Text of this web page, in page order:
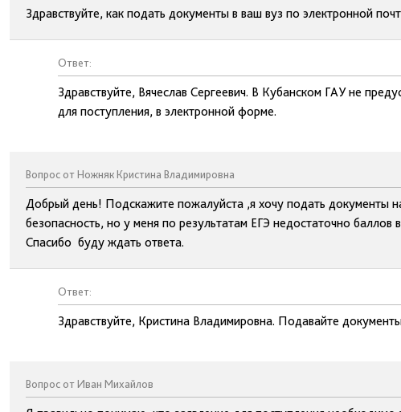
Здравствуйте, как подать документы в ваш вуз по электронной
Ответ:
Здравствуйте, Вячеслав Сергеевич. В Кубанском ГАУ не
для поступления, в электронной форме.
Вопрос от Ножняк Кристина Владимировна
Добрый день! Подскажите пожалуйста ,я хочу подать документы
безопасность, но у меня по результатам ЕГЭ недостаточно
Спасибо буду ждать ответа.
Ответ:
Здравствуйте, Кристина Владимировна. Подавайте
Вопрос от Иван Михайлов